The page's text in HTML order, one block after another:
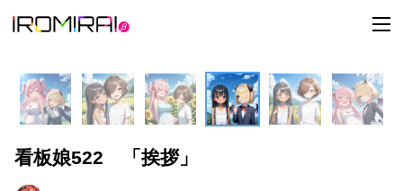
t
o
l
e
n
a
v
看板娘522 「挨拶」